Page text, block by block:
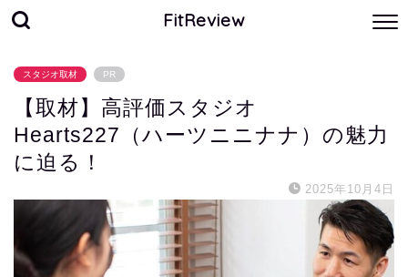
FitReview
スタジオ取材 PR
【取材】高評価スタジオ
Hearts227（ハーツニニナナ）の魅力
に迫る！
2025年10月4日